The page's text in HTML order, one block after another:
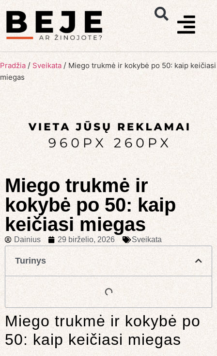
Pradžia / Sveikata / Miego trukmė ir kokybė po 50: kaip keičiasi
miegas
Miego trukmė ir
kokybė po 50: kaip
keičiasi miegas
Dainius 29 birželio, 2026 Sveikata
Turinys
Miego trukmė ir kokybė po
50: kaip keičiasi miegas